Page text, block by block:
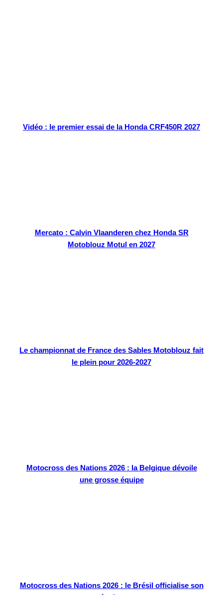
Vidéo : le premier essai de la Honda CRF450R 2027
Mercato : Calvin Vlaanderen chez Honda SR
Motoblouz Motul en 2027
Le championnat de France des Sables Motoblouz fait
le plein pour 2026-2027
Motocross des Nations 2026 : la Belgique dévoile
une grosse équipe
Motocross des Nations 2026 : le Brésil officialise son